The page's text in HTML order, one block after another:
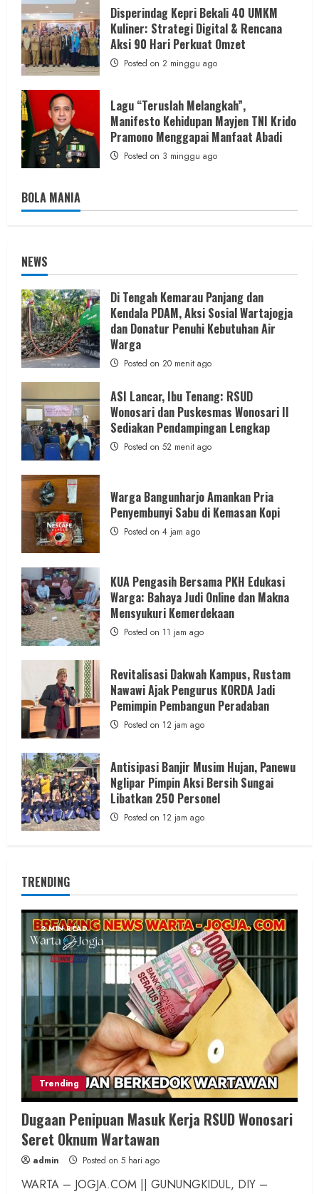
Disperindag Kepri Bekali 40 UMKM
Kuliner: Strategi Digital & Rencana
Aksi 90 Hari Perkuat Omzet
Posted on 2 minggu ago
Lagu “Teruslah Melangkah”,
Manifesto Kehidupan Mayjen TNI Krido
Pramono Menggapai Manfaat Abadi
Posted on 3 minggu ago
BOLA MANIA
NEWS
Di Tengah Kemarau Panjang dan
Kendala PDAM, Aksi Sosial Wartajogja
dan Donatur Penuhi Kebutuhan Air
Warga
Posted on 20 menit ago
ASI Lancar, Ibu Tenang: RSUD
Wonosari dan Puskesmas Wonosari II
Sediakan Pendampingan Lengkap
Posted on 52 menit ago
Warga Bangunharjo Amankan Pria
Penyembunyi Sabu di Kemasan Kopi
Posted on 4 jam ago
KUA Pengasih Bersama PKH Edukasi
Warga: Bahaya Judi Online dan Makna
Mensyukuri Kemerdekaan
Posted on 11 jam ago
Revitalisasi Dakwah Kampus, Rustam
Nawawi Ajak Pengurus KORDA Jadi
Pemimpin Pembangun Peradaban
Posted on 12 jam ago
Antisipasi Banjir Musim Hujan, Panewu
Nglipar Pimpin Aksi Bersih Sungai
Libatkan 250 Personel
Posted on 12 jam ago
TRENDING
2 MIN READ
Trending
Dugaan Penipuan Masuk Kerja RSUD Wonosari
Seret Oknum Wartawan
admin Posted on 5 hari ago
WARTA – JOGJA.COM || GUNUNGKIDUL, DIY –